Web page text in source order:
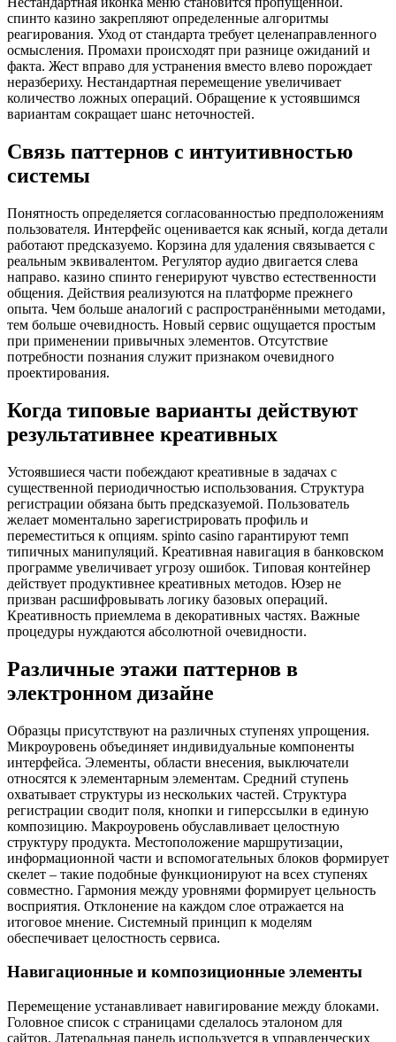
спинто казино закрепляют определенные алгоритмы
реагирования. Уход от стандарта требует целенаправленного
осмысления. Промахи происходят при разнице ожиданий и
факта. Жест вправо для устранения вместо влево порождает
неразбериху. Нестандартная перемещение увеличивает
количество ложных операций. Обращение к устоявшимся
вариантам сокращает шанс неточностей.
Связь паттернов с интуитивностью
системы
Понятность определяется согласованностью предположениям
пользователя. Интерфейс оценивается как ясный, когда детали
работают предсказуемо. Корзина для удаления связывается с
реальным эквивалентом. Регулятор аудио двигается слева
направо. казино спинто генерируют чувство естественности
общения. Действия реализуются на платформе прежнего
опыта. Чем больше аналогий с распространёнными методами,
тем больше очевидность. Новый сервис ощущается простым
при применении привычных элементов. Отсутствие
потребности познания служит признаком очевидного
проектирования.
Когда типовые варианты действуют
результативнее креативных
Устоявшиеся части побеждают креативные в задачах с
существенной периодичностью использования. Структура
регистрации обязана быть предсказуемой. Пользователь
желает моментально зарегистрировать профиль и
переместиться к опциям. spinto casino гарантируют темп
типичных манипуляций. Креативная навигация в банковском
программе увеличивает угрозу ошибок. Типовая контейнер
действует продуктивнее креативных методов. Юзер не
призван расшифровывать логику базовых операций.
Креативность приемлема в декоративных частях. Важные
процедуры нуждаются абсолютной очевидности.
Различные этажи паттернов в
электронном дизайне
Образцы присутствуют на различных ступенях упрощения.
Микроуровень объединяет индивидуальные компоненты
интерфейса. Элементы, области внесения, выключатели
относятся к элементарным элементам. Средний ступень
охватывает структуры из нескольких частей. Структура
регистрации сводит поля, кнопки и гиперссылки в единую
композицию. Макроуровень обуславливает целостную
структуру продукта. Местоположение маршрутизации,
информационной части и вспомогательных блоков формирует
скелет – такие подобные функционируют на всех ступенях
совместно. Гармония между уровнями формирует цельность
восприятия. Отклонение на каждом слое отражается на
итоговое мнение. Системный принцип к моделям
обеспечивает целостность сервиса.
Навигационные и композиционные элементы
Перемещение устанавливает навигирование между блоками.
Головное список с страницами сделалось эталоном для
сайтов. Латеральная панель используется в управленческих